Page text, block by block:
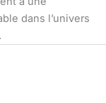
dans l’univers